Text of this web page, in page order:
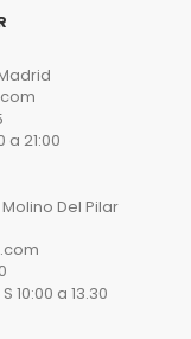
a 21:00
Del Pilar
10:00 a 13.30